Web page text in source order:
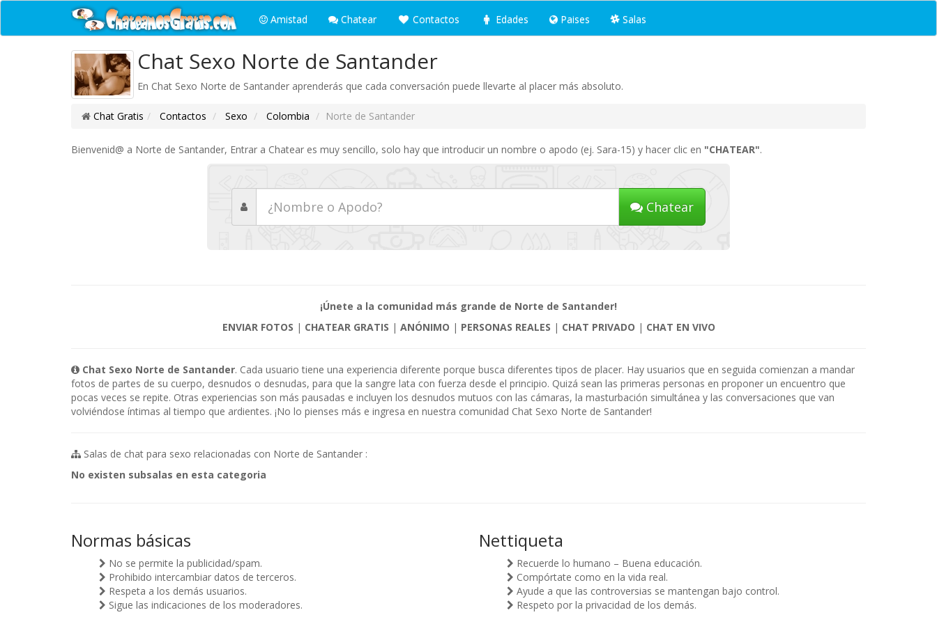
Amistad Chatear Contactos Edades Paises Salas
Chat Sexo Norte de Santander
En Chat Sexo Norte de Santander aprenderás que cada conversación puede llevarte al placer más absoluto.
Chat Gratis Contactos Sexo Colombia Norte de Santander
Bienvenid@ a Norte de Santander, Entrar a Chatear es muy sencillo, solo hay que introducir un nombre o apodo (ej. Sara-15) y hacer clic en "CHATEAR".
Chatear
¡Únete a la comunidad más grande de Norte de Santander!
ENVIAR FOTOS | CHATEAR GRATIS | ANÓNIMO | PERSONAS REALES | CHAT PRIVADO | CHAT EN VIVO
Chat Sexo Norte de Santander. Cada usuario tiene una experiencia diferente porque busca diferentes tipos de placer. Hay usuarios que en seguida comienzan a mandar
fotos de partes de su cuerpo, desnudos o desnudas, para que la sangre lata con fuerza desde el principio. Quizá sean las primeras personas en proponer un encuentro que
pocas veces se repite. Otras experiencias son más pausadas e incluyen los desnudos mutuos con las cámaras, la masturbación simultánea y las conversaciones que van
volviéndose íntimas al tiempo que ardientes. ¡No lo pienses más e ingresa en nuestra comunidad Chat Sexo Norte de Santander!
Salas de chat para sexo relacionadas con Norte de Santander :
No existen subsalas en esta categoria
Normas básicas
No se permite la publicidad/spam.
Prohibido intercambiar datos de terceros.
Respeta a los demás usuarios.
Sigue las indicaciones de los moderadores.
Nettiqueta
Recuerde lo humano – Buena educación.
Compórtate como en la vida real.
Ayude a que las controversias se mantengan bajo control.
Respeto por la privacidad de los demás.